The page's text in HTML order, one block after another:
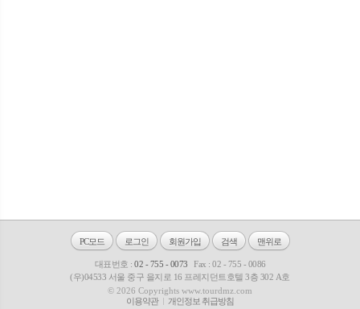
PC모드 로그인 회원가입 검색 맨위로
대표번호 : 02 - 755 - 0073
Fax : 02 - 755 - 0086
(우)04533 서울 중구 을지로 16 프레지던트호텔 3층 302 A호
© 2026 Copyrights www.tourdmz.com
이용약관
개인정보 취급방침